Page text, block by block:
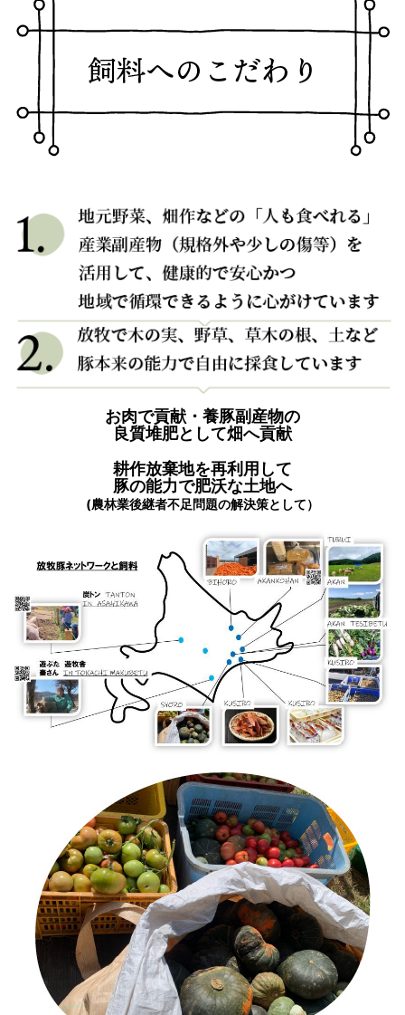
お肉で貢献・養豚副産物の
良質堆肥として畑へ貢献
耕作放棄地を再利用して
豚の能力で肥沃な土地へ
(農林業後継者不足問題の解決策として）